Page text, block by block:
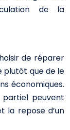
de la
de réparer
plutôt que de le
économiques.
peuvent
la repose d’un